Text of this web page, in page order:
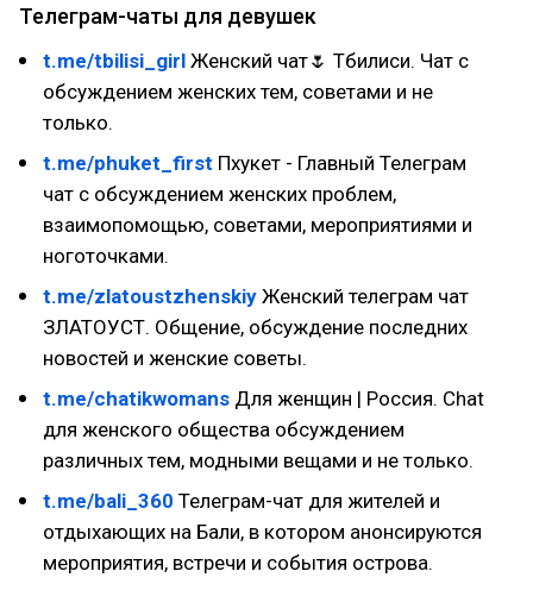
Телеграм-чаты для девушек
t.me/tbilisi_girl Женский чат🌷 Тбилиси. Чат с
обсуждением женских тем, советами и не
только.
t.me/phuket_first Пхукет - Главный Телеграм
чат с обсуждением женских проблем,
взаимопомощью, советами, мероприятиями и
ноготочками.
t.me/zlatoustzhenskiy Женский телеграм чат
ЗЛАТОУСТ. Общение, обсуждение последних
новостей и женские советы.
t.me/chatikwomans Для женщин | Россия. Chat
для женского общества обсуждением
различных тем, модными вещами и не только.
t.me/bali_360 Телеграм-чат для жителей и
отдыхающих на Бали, в котором анонсируются
мероприятия, встречи и события острова.